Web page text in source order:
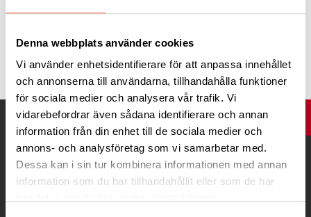
Denna webbplats använder cookies
Vi använder enhetsidentifierare för att anpassa innehållet
och annonserna till användarna, tillhandahålla funktioner
för sociala medier och analysera vår trafik. Vi
vidarebefordrar även sådana identifierare och annan
information från din enhet till de sociala medier och
annons- och analysföretag som vi samarbetar med.
Dessa kan i sin tur kombinera informationen med annan
information som du har tillhandahållit eller som de har